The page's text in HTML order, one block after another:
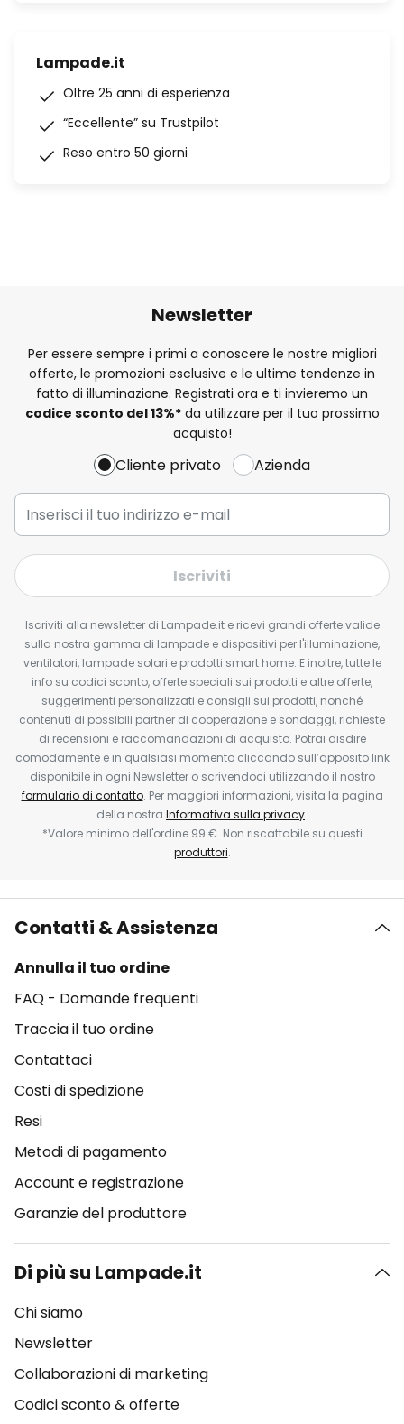
Lampade.it
Oltre 25 anni di esperienza
“Eccellente” su Trustpilot
Reso entro 50 giorni
Newsletter
Per essere sempre i primi a conoscere le nostre migliori
offerte, le promozioni esclusive e le ultime tendenze in
fatto di illuminazione. Registrati ora e ti invieremo un
codice sconto del13%*da utilizzare per il tuo prossimo
acquisto!
Cliente privato Azienda
Iscriviti
Iscriviti alla newsletter di Lampade.it e ricevi grandi offerte valide
sulla nostra gamma di lampade e dispositivi per l'illuminazione,
ventilatori, lampade solari e prodotti smart home. E inoltre, tutte le
info su codici sconto, offerte speciali sui prodotti e altre offerte,
suggerimenti personalizzati e consigli sui prodotti, nonché
contenuti di possibili partner di cooperazione e sondaggi, richieste
di recensioni e raccomandazioni di acquisto. Potrai disdire
comodamente e in qualsiasi momento cliccando sull’apposito link
disponibile in ogni Newsletter o scrivendoci utilizzando il nostro
formulario di contatto. Per maggiori informazioni, visita la pagina
della nostra Informativa sulla privacy.
*Valore minimo dell'ordine 99 €. Non riscattabile su questi
produttori.
Contatti & Assistenza
Annulla il tuo ordine
FAQ - Domande frequenti
Traccia il tuo ordine
Contattaci
Costi di spedizione
Resi
Metodi di pagamento
Account e registrazione
Garanzie del produttore
Di più su Lampade.it
Chi siamo
Newsletter
Collaborazioni di marketing
Codici sconto & offerte